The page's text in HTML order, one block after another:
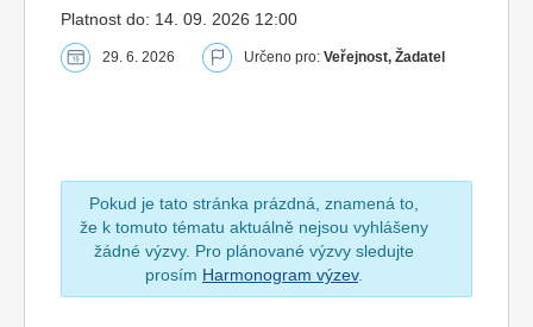
Platnost do: 14. 09. 2026 12:00
29. 6. 2026 Určeno pro: Veřejnost, Žadatel
Pokud je tato stránka prázdná, znamená to,
že k tomuto tématu aktuálně nejsou vyhlášeny
žádné výzvy. Pro plánované výzvy sledujte
prosím Harmonogram výzev.